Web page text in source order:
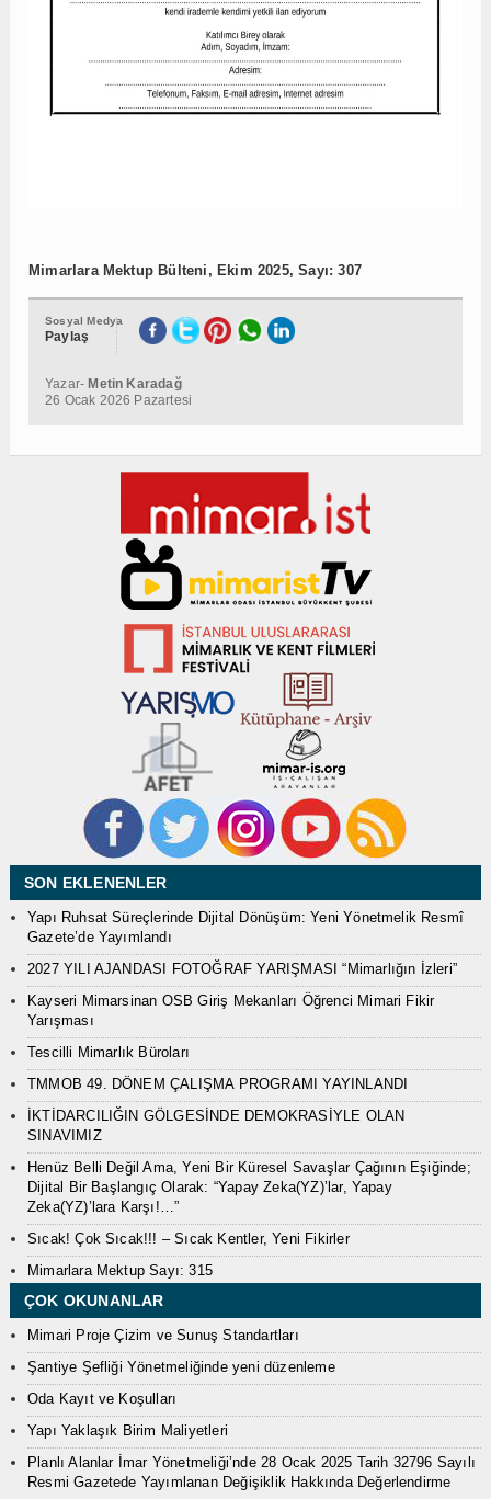
Mimarlara Mektup Bülteni, Ekim 2025, Sayı: 307
Sosyal Medya
Paylaş
Yazar-Metin Karadağ
26 Ocak 2026 Pazartesi
SON EKLENENLER
Yapı Ruhsat Süreçlerinde Dijital Dönüşüm: Yeni Yönetmelik Resmî
Gazete’de Yayımlandı
2027 YILI AJANDASI FOTOĞRAF YARIŞMASI “Mimarlığın İzleri”
Kayseri Mimarsinan OSB Giriş Mekanları Öğrenci Mimari Fikir
Yarışması
Tescilli Mimarlık Büroları
TMMOB 49. DÖNEM ÇALIŞMA PROGRAMI YAYINLANDI
İKTİDARCILIĞIN GÖLGESİNDE DEMOKRASİYLE OLAN
SINAVIMIZ
Henüz Belli Değil Ama, Yeni Bir Küresel Savaşlar Çağının Eşiğinde;
Dijital Bir Başlangıç Olarak: “Yapay Zeka(YZ)’lar, Yapay
Zeka(YZ)’lara Karşı!…”
Sıcak! Çok Sıcak!!! – Sıcak Kentler, Yeni Fikirler
Mimarlara Mektup Sayı: 315
ÇOK OKUNANLAR
Mimari Proje Çizim ve Sunuş Standartları
Şantiye Şefliği Yönetmeliğinde yeni düzenleme
Oda Kayıt ve Koşulları
Yapı Yaklaşık Birim Maliyetleri
Planlı Alanlar İmar Yönetmeliği’nde 28 Ocak 2025 Tarih 32796 Sayılı
Resmi Gazetede Yayımlanan Değişiklik Hakkında Değerlendirme